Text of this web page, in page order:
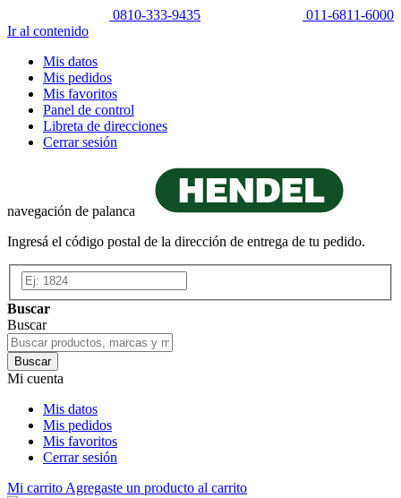
0810-333-9435
011-6811-6000
Ir al contenido
Mis datos
Mis pedidos
Mis favoritos
Panel de control
Libreta de direcciones
Cerrar sesión
navegación de palanca
Ingresá el código postal de la dirección de entrega de tu pedido.
Buscar
Buscar
Buscar
Mi cuenta
Mis datos
Mis pedidos
Mis favoritos
Cerrar sesión
Mi carrito Agregaste un producto al carrito